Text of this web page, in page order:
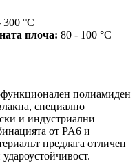
300 °C
плоча: 80 - 100 °C
полиамиден
специално
и индустриални
от PA6 и
предлага отличен